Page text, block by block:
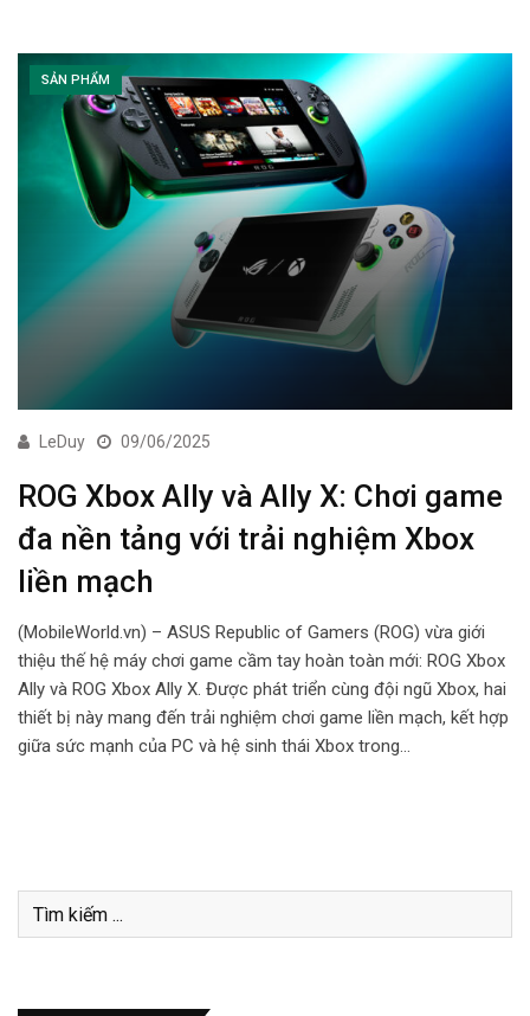
SẢN PHẨM
LeDuy 09/06/2025
ROG Xbox Ally và Ally X: Chơi game
đa nền tảng với trải nghiệm Xbox
liền mạch
(MobileWorld.vn) – ASUS Republic of Gamers (ROG) vừa giới
thiệu thế hệ máy chơi game cầm tay hoàn toàn mới: ROG Xbox
Ally và ROG Xbox Ally X. Được phát triển cùng đội ngũ Xbox, hai
thiết bị này mang đến trải nghiệm chơi game liền mạch, kết hợp
giữa sức mạnh của PC và hệ sinh thái Xbox trong…